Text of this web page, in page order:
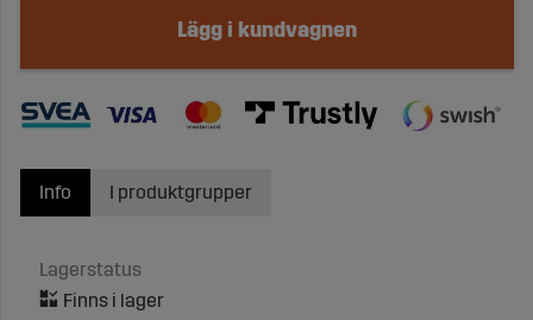
Lägg i kundvagnen
Info
Lagerstatus
I produktgrupper